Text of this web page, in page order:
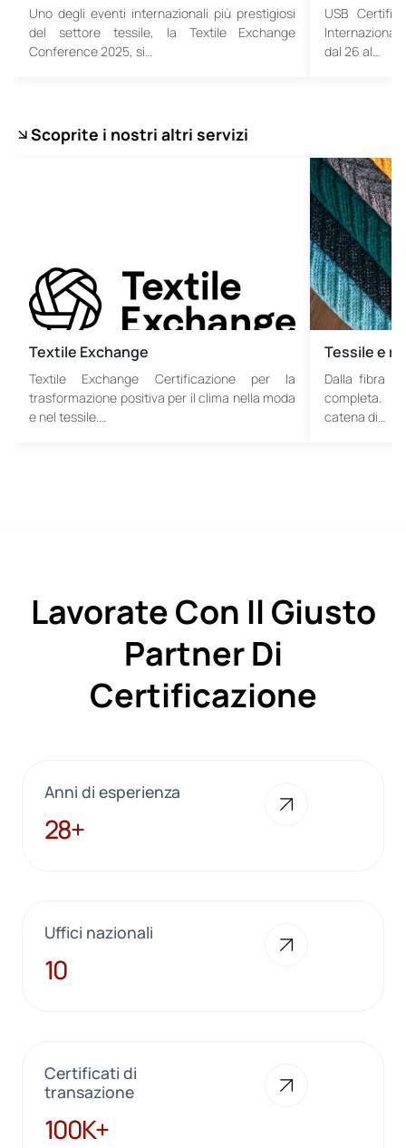
Uno degli eventi internazionali più prestigiosi
del settore tessile, la Textile Exchange
Conference 2025, si…
USB
dal 26 al…
Scoprite i nostri altri servizi
Textile Exchange
Textile Exchange Certificazione per la
trasformazione positiva per il clima nella moda
e nel tessile.…
Tessile e
Dalla fibra
completa.
catena di…
Lavorate Con Il Giusto
Partner Di
Certificazione
Anni di esperienza
28+
28+
Uffici nazionali
10
10
Certificati di
transazione
100K+
100K+